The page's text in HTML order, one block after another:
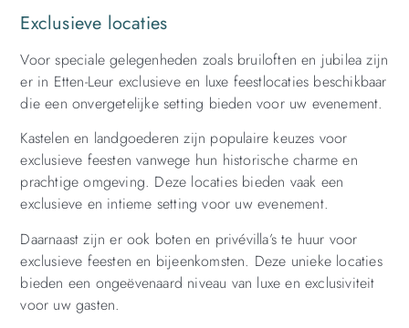
Exclusieve locaties
Voor speciale gelegenheden zoals bruiloften en jubilea zijn
er in Etten-Leur exclusieve en luxe feestlocaties beschikbaar
die een onvergetelijke setting bieden voor uw evenement.
Kastelen en landgoederen zijn populaire keuzes voor
exclusieve feesten vanwege hun historische charme en
prachtige omgeving. Deze locaties bieden vaak een
exclusieve en intieme setting voor uw evenement.
Daarnaast zijn er ook boten en privévilla’s te huur voor
exclusieve feesten en bijeenkomsten. Deze unieke locaties
bieden een ongeëvenaard niveau van luxe en exclusiviteit
voor uw gasten.